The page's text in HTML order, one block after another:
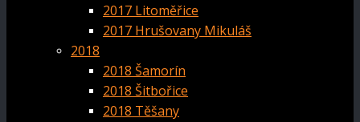
2017 Litoměřice
2017 Hrušovany Mikuláš
2018
2018 Šamorín
2018 Šitbořice
2018 Těšany